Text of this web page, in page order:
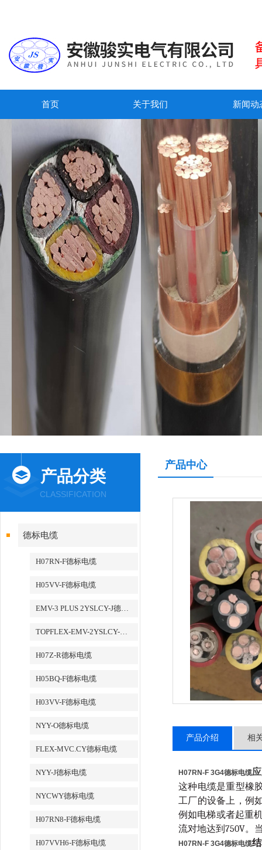
首页 关于我们 新闻动
产品分类
CLASSIFICATION
德标电缆
H07RN-F德标电缆
H05VV-F德标电缆
EMV-3 PLUS 2YSLCY-J德标电缆
TOPFLEX-EMV-2YSLCY-J德标电缆
H07Z-R德标电缆
H05BQ-F德标电缆
H03VV-F德标电缆
NYY-O德标电缆
FLEX-MVC.CY德标电缆
NYY-J德标电缆
NYCWY德标电缆
H07RN8-F德标电缆
H07VVH6-F德标电缆
产品中心
产品介绍 相
H07RN-F 3G4德标电缆
这种电缆是重型橡
工厂的设备上，例
例如电梯或者起重
流对地达到750V。
H07RN-F 3G4德标电缆